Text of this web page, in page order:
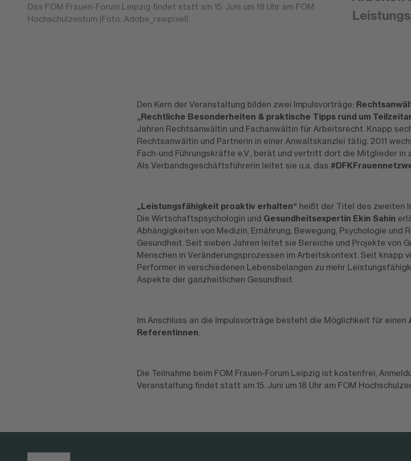
Das FOM Frauen-Forum Leipzig findet statt am 15. Juni um 18 Uhr am FOM
Hochschulzentum (Foto: Adobe_rawpixel).
Den Kern der Veranstaltung bilden zwei Impulsvorträge:
„Rechtliche Besonderheiten & praktische Tipps rund um
Jahren Rechtsanwältin und Fachanwältin für Arbeitsrecht. Knapp
Rechtsanwältin und Partnerin in einer Anwaltskanzlei tätig. 2011
Fach-und Führungskräfte e.V., berät und vertritt dort die Mitglieder
Als Verbandsgeschäftsführerin leitet sie u.a. das
„Leistungsfähigkeit proaktiv erhalten“ heißt der Titel des zweiten
Die Wirtschaftspsychologin und Gesundheitsexpertin Ekin Sahin
Abhängigkeiten von Medizin, Ernährung, Bewegung, Psychologie und
Gesundheit. Seit sieben Jahren leitet sie Bereiche und Projekte von
Menschen in Veränderungsprozessen im Arbeitskontext. Seit knapp
Performer in verschiedenen Lebensbelangen zu mehr
Aspekte der ganzheitlichen Gesundheit.
Im Anschluss an die Impulsvorträge besteht die Möglichkeit für einen
Referentinnen.
Die Teilnahme beim FOM Frauen-Forum Leipzig ist kostenfrei,
Veranstaltung findet statt am 15. Juni um 18 Uhr am FOM